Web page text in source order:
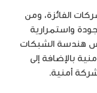
الفائزة، ومن
واستمرارية
هندسة الشبكات
بالإضافة إلى
أمنية.